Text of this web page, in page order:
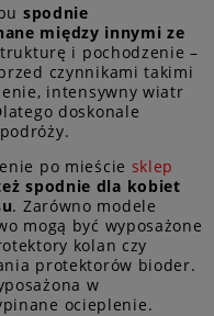
spodnie
między innymi ze
i pochodzenie –
czynnikami takimi
intensywny wiatr
doskonale
po mieście sklep
spodnie dla kobiet
. Zarówno modele
mogą być wyposażone
kolan czy
protektorów bioder.
w
ocieplenie.